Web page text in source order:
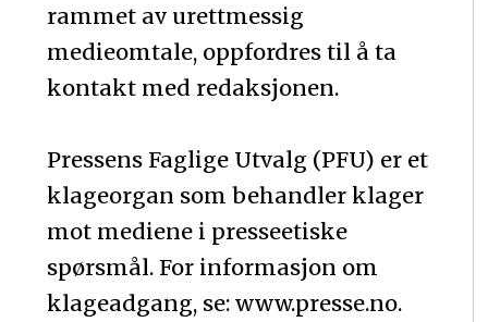
rammet av urettmessig
medieomtale, oppfordres til å ta
kontakt med redaksjonen.
Pressens Faglige Utvalg (PFU) er et
klageorgan som behandler klager
mot mediene i presseetiske
spørsmål. For informasjon om
klageadgang, se: www.presse.no.